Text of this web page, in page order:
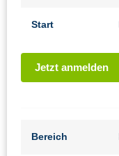
Start
Jetzt anmelden
Bereich